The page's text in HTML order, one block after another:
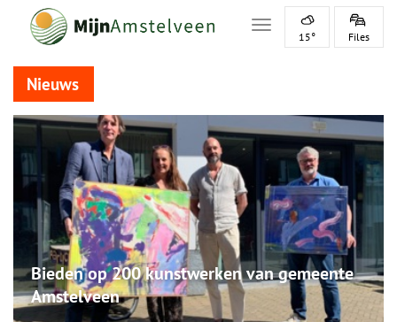
Toggle navigation
15° Files
Nieuws
Bieden op 200 kunstwerken van gemeente
Amstelveen